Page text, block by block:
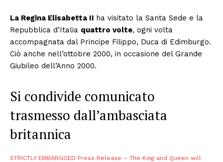
La Regina Elisabetta II ha visitato la Santa Sede e la
Repubblica d’Italia quattro volte, ogni volta
accompagnata dal Principe Filippo, Duca di Edimburgo.
Ciò anche nell’ottobre 2000, in occasione del Grande
Giubileo dell’Anno 2000.
Si condivide comunicato
trasmesso dall’ambasciata
britannica
STRICTLY EMBARGOED Press Release – The King and Queen will